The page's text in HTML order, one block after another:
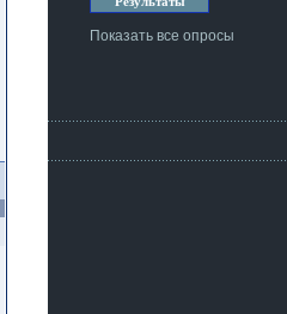
Показать все опросы